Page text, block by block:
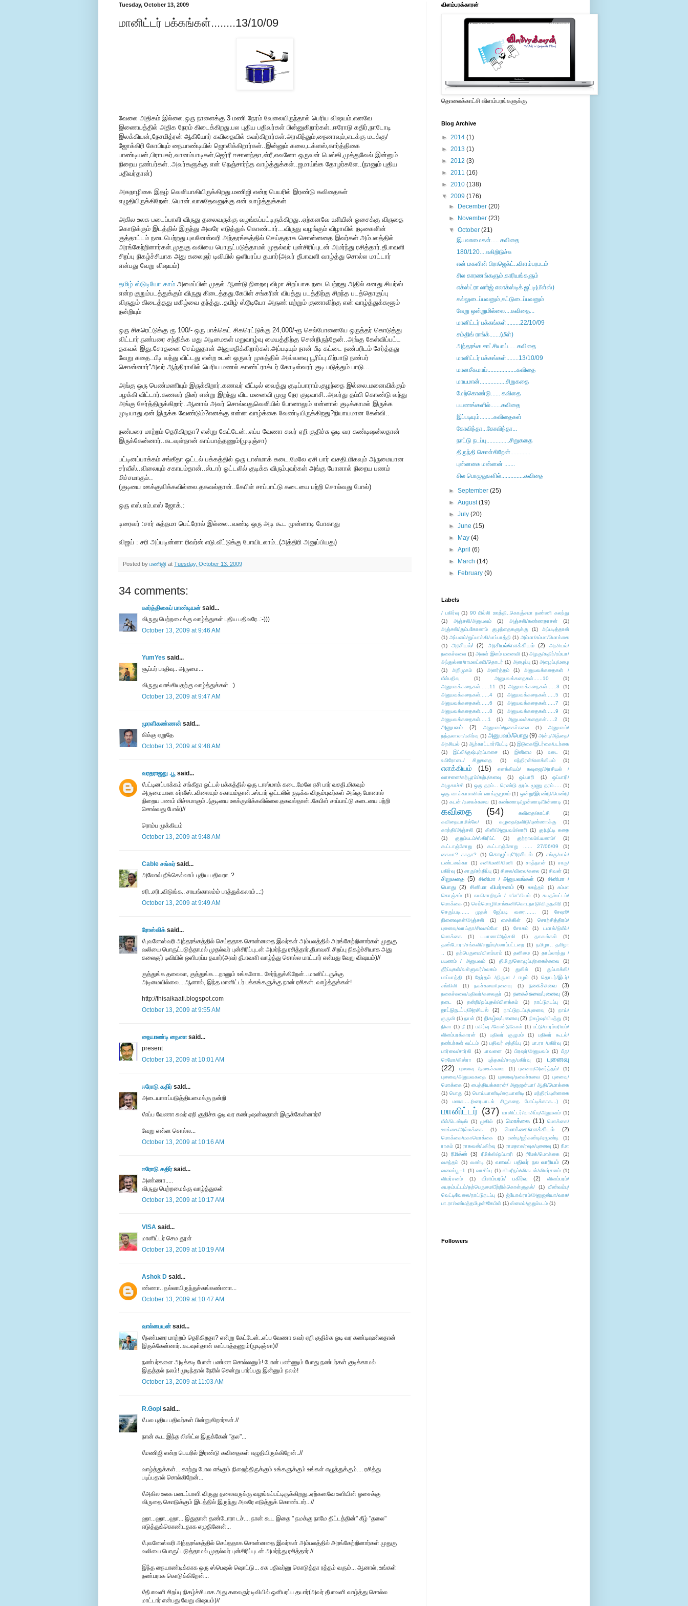
Tuesday, October 13, 2009
மானிட்டர் பக்கங்கள்........13/10/09
வேலை அதிகம் இல்லை.ஒரு நாளைக்கு 3 மணி நேரம் வேலையிருந்தால் பெரிய விஷயம்.எனவே
இணையத்தில் அதிக நேரம் கிடைக்கிறது.பல புதிய பதிவர்கள் பின்னுகிறார்கள்..ஈரோடு கதிர்,நாடோடி
இலக்கியன்,நேசமித்ரன் ஆகியோர் கவிதையில் கவர்கிறார்கள்.அரவிந்தும்,நைனாவும்,எடக்கு மடக்கு/
ஜோக்கிரி கோபியும் நையாண்டியில் ஜொலிக்கிறார்கள்..இன்னும் கலை,டக்ளஸ்,கார்த்திகை
பாண்டியன்,பிராபகர்,வானம்பாடிகள்,ஜெர்ரீ ஈசானந்தா,ஸ்ரீ,எவனோ ஒருவன் பெஸ்கி,முத்துவேல்.இன்னும்
நிறைய நண்பர்கள்..அவர்களுக்கு என் நெஞ்சார்ந்த வாழ்த்துக்கள்..ஜமாய்ங்க தோழர்களே..(நானும் புதிய
பதிவர்தான்)
அகநாழிகை இதழ் வெளியாகியிருக்கிறது.மணிஜி என்ற பெயரில் இரண்டு கவிதைகள்
எழுதியிருக்கிறேன்..பொன்.வாசுதேவனுக்கு என் வாழ்த்துக்கள்
அகில உலக படைப்பாளி விருது தலைவருக்கு வழங்கப்பட்டிருக்கிறது..ஏற்கனவே உளியின் ஓசைக்கு விருதை
கொடுக்கும் இடத்தில் இருந்து அவரே எடுத்துக் கொண்டார்...விருது வழங்கும் விழாவில் நடிகைளின்
குத்தாட்டம் நடைபெற்றது.புவனேஸ்வரி அந்தரங்கத்தில் செய்ததாக சொன்னதை இவர்கள் அம்பலத்தில்
அரங்கேற்றினார்கள்.முதுகு வலியை பொருட்படுத்தாமல் முதல்வர் புன்சிரிப்புடன் அமர்ந்து ரசித்தார்.தீபாவளி
சிறப்பு நிகழ்ச்சியாக அது கலைஞர் டிவியில் ஒளிபரப்ப தயார்(அவர் தீபாவளி வாழ்த்து சொல்ல மாட்டார்
என்பது வேறு விஷயம்)
தமிழ் ஸ்டுடியோ.காம் அமைப்பின் முதல் ஆண்டு நிறைவு விழா சிறப்பாக நடைபெற்றது.அதில் எனது சியர்ஸ்
என்ற குறும்படத்துக்கும் விருது கிடைத்தது.கேபிள் சங்கரின் விபத்து படத்திற்கு சிறந்த படத்தொகுப்பு
விருதும் கிடைத்தது மகிழ்வை தந்த்து..தமிழ் ஸ்டூடியோ அருண் மற்றும் குணாவிற்கு என் வாழ்த்துக்களூம்
நன்றியும்
ஒரு சிகரெட்டுக்கு ரூ 100/- ஒரு பாக்கெட் சிகரெட்டுக்கு 24,000/-ரூ செல்போனையே ஒருத்தர் கொடுத்து
விட்டார்.நண்பரை சந்திக்க மது அடிமைகள் மறுவாழ்வு மையத்திற்கு சென்றிருந்தேன்..அங்கு கேள்விப்பட்ட
தகவல் இது.சோதனை செய்துதான் அனுமதிக்கிறார்கள்.அப்படியும் நான் பீடி கட்டை நண்பரிடம் சேர்த்தது
வேறு கதை..பீடி வந்து விட்டது என்ற உடன் ஒருவர் முகத்தில் அவ்வளவு பூரிப்பு.பிற்பாடு நண்பர்
சொன்னார்”அவர் ஆந்திராவில் பெரிய மணல் காண்ட்ராக்டர்.கோடிஸ்வரர்.குடி படுத்தும் பாடு...
அங்கு ஒரு பெண்மணியும் இருக்கிறார்.கணவர் வீட்டில் வைத்து குடிப்பாராம்.குழந்தை இல்லை.மனைவிக்கும்
பழக்கி விட்டார்.கணவர் திடீர் என்று இறந்து விட மனைவி முழு நேர குடிவாசி..அவர்து தம்பி கொண்டு வந்து
அங்கு சேர்த்திருக்கிறார்..ஆனால் அவர் சொல்வதுவெளியில் போனாலும் என்னால் குடிக்காமல் இருக்க
முடியாது.ஏன் இருக்க வேண்டும்?எனக்கு என்ன வாழ்க்கை வேண்டியிருக்கிறது?நியாயமான கேள்வி..
நண்பரை மாற்றம் தெரிகிறதா? என்று கேட்டேன்..எப்ப வேணா சுவர் ஏறி குதிச்சு ஓடி வர கண்டிஷன்லதான்
இருக்கேன்னார்..கடவுள்தான் காப்பாத்தணும்(முடிஞ்சா)
பட்டினப்பாக்கம் சங்கீதா ஓட்டல் பக்கத்தில் ஒரு டாஸ்மாக் கடை.மேலே ஏசி பார் வசதி.மிகவும் அருமையான
சர்வீஸ்..விலையும் சகாயம்தான்..ஸ்டார் ஓட்டலில் குடிக்க விரும்புவர்கள் அங்கு போனால் நிறைய பணம்
மிச்சமாகும்..
(குடியை ஊக்குவிக்கவில்லை.தகவல்தான்..கேபிள் சாப்பாட்டு கடையை பற்றி சொல்வது போல்)
ஒரு எஸ்.எம்.எஸ் ஜோக்.:
டிரைவர் :சார் சுத்தமா பெட்ரோல் இல்லை..வண்டி ஒரு அடி கூட முன்னாடி போகாது
விஜய் : சரி அப்படின்னா ரிவர்ஸ் எடு.வீட்டுக்கு போயிடலாம்..(அத்திரி அனுப்பியது)
Posted by மணிஜி at Tuesday, October 13, 2009
34 comments:
கார்த்திகைப் பாண்டியன் said...
விருது பெற்றமைக்கு வாழ்த்துகள் புதிய பதிவரே..:-)))
October 13, 2009 at 9:46 AM
YumYes said...
சூப்பர் பாதிவு.. அருமை...
விருது வாங்கியதற்கு வாழ்த்துக்கள். :)
October 13, 2009 at 9:47 AM
முரளிகண்ணன் said...
கிக்கு ஏறுதே
October 13, 2009 at 9:48 AM
வரதராஜலு .பூ said...
//பட்டினப்பாக்கம் சங்கீதா ஓட்டல் பக்கத்தில் ஒரு டாஸ்மாக் கடை.மேலே ஏசி பார் வசதி.மிகவும்
அருமையான சர்வீஸ்..விலையும் சகாயம்தான்..ஸ்டார் ஓட்டலில் குடிக்க விரும்புவர்கள் அங்கு போனால்
நிறைய பணம் மிச்சமாகும்..(குடியை ஊக்குவிக்கவில்லை.தகவல்தான்..கேபிள் சாப்பாட்டு கடையை பற்றி
சொல்வது போல்)//
ரொம்ப முக்கியம்
October 13, 2009 at 9:48 AM
Cable சங்கர்said...
அலோவ் நீங்கெல்லாம் புதிய பதிவரா..?
சரி..சரி..விடுங்க.. சாயங்காலம்ம் பாத்துக்கலாம்...:)
October 13, 2009 at 9:49 AM
ரோஸ்விக் said...
//புவனேஸ்வரி அந்தரங்கத்தில் செய்ததாக சொன்னதை இவர்கள் அம்பலத்தில் அரங்கேற்றினார்கள்.முதுகு
வலியை பொருட்படுத்தாமல் முதல்வர் புன்சிரிப்புடன் அமர்ந்து ரசித்தார்.தீபாவளி சிறப்பு நிகழ்ச்சியாக அது
கலைஞர் டிவியில் ஒளிபரப்ப தயார்(அவர் தீபாவளி வாழ்த்து சொல்ல மாட்டார் என்பது வேறு விஷயம்)//
குத்துங்க தலைவா, குத்துங்க....நானும் உங்களோட சேர்ந்துக்கிறேன்...மானிட்டருக்கு
அடிமையில்லை....ஆனால், இந்த மானிட்டர் பக்கங்களுக்கு நான் ரசிகன். வாழ்த்துக்கள்!
http://thisaikaati.blogspot.com
October 13, 2009 at 9:55 AM
நையாண்டி நைனாsaid...
present
October 13, 2009 at 10:01 AM
ஈரோடு கதிர்said...
அடையாளப்படுத்தியமைக்கு நன்றி
//எப்ப வேணா சுவர் ஏறி குதிச்சு ஓடி வர கண்டிஷன்லதான் இருக்கேன்னார்//
வேறு என்ன சொல்ல...
October 13, 2009 at 10:16 AM
ஈரோடு கதிர்said...
அண்ணா.....
விருது பெற்றமைக்கு வாழ்த்துகள்
October 13, 2009 at 10:17 AM
VISA said...
மானிட்டர் செம தூள்
October 13, 2009 at 10:19 AM
Ashok D said...
ண்ணா.. நல்லாயிருந்துச்சுங்கண்ணா...
October 13, 2009 at 10:47 AM
வால்பையன் said...
//நண்பரை மாற்றம் தெரிகிறதா? என்று கேட்டேன்..எப்ப வேணா சுவர் ஏறி குதிச்சு ஓடி வர கண்டிஷன்லதான்
இருக்கேன்னார்..கடவுள்தான் காப்பாத்தணும்(முடிஞ்சா)//
நண்பர்களை அடிக்கடி போன் பண்ண சொல்லனும்! போன் பண்ணும் போது நண்பர்கள் குடிக்காமல்
இருத்தல் நலம்! முடிந்தால் நேரில் சென்று பார்ப்பது இன்னும் நலம்!
October 13, 2009 at 11:03 AM
R.Gopi said...
//.பல புதிய பதிவர்கள் பின்னுகிறார்கள்.//
நான் கூட இந்த லிஸ்ட்ல இருக்கேன் "தல"...
//மணிஜி என்ற பெயரில் இரண்டு கவிதைகள் எழுதியிருக்கிறேன்..//
வாழ்த்துக்கள்... காற்று போல எங்கும் நிறைந்திருக்கும் உங்களுக்கும் உங்கள் எழுத்துக்கும்.... ரசித்து
படிப்பதால் சொல்கிறேன்...
//அகில உலக படைப்பாளி விருது தலைவருக்கு வழங்கப்பட்டிருக்கிறது..ஏற்கனவே உளியின் ஓசைக்கு
விருதை கொடுக்கும் இடத்தில் இருந்து அவரே எடுத்துக் கொண்டார்...//
ஹா...ஹா...ஹா... இதுதான் தண்டோரா டச்.... நான் கூட‌ இதை " ந‌ம‌க்கு நாமே திட்ட‌த்தின்" கீழ் "த‌லை"
எடுத்துக்கொண்ட‌தாக‌ எழுதினேன்...
//புவனேஸ்வரி அந்தரங்கத்தில் செய்ததாக சொன்னதை இவர்கள் அம்பலத்தில் அரங்கேற்றினார்கள்.முதுகு
வலியை பொருட்படுத்தாமல் முதல்வர் புன்சிரிப்புடன் அமர்ந்து ரசித்தார்.//
இந்த‌ நையாண்டிக்காக‌ ஒரு ஸ்பெஷ‌ல் ஷொட்டு... ச‌க‌ ப‌திவ‌ர்னு கொடுத்தா ர‌த்த‌ம் வ‌ரும்... ஆனால், உங்க‌ள்
ந‌ண்ப‌ராக‌ கொடுக்கிறேன்...
//தீபாவளி சிறப்பு நிகழ்ச்சியாக அது கலைஞர் டிவியில் ஒளிபரப்ப தயார்(அவர் தீபாவளி வாழ்த்து சொல்ல
மாட்டார் என்பது வேறு விஷயம்)//
விளம்பரக்காரன்
தொலைக்காட்சி விளம்பரங்களுக்கு
Blog Archive
► 2014 (1)
► 2013 (1)
► 2012 (3)
► 2011 (16)
► 2010 (138)
▼ 2009 (176)
►
December(20)
►
November(23)
▼October(21)
இயலாமைகள்..... கவிதை
180/120....எகிறிடுச்சு
என் மகளின் பிராஜெக்ட்..விளம்பரபடம்
சில காரணங்களும்,காரியங்களும்
எக்ஸ்ட்ரா லார்ஜ் எலாக்ஸ்டிக் ஜட்டி(மீள்ஸ்)
கல்லுடைப்பவனும்,கட்டுடைப்பவனும்
வேறு ஒன்றுமில்லை....கவிதை...
மானிட்டர் பக்கங்கள்.........22/10/09
சம்திங் ராங்க்.......(மீள்)
அந்தரங்க சாட்சியாய்......கவிதை
மானிட்டர் பக்கங்கள்........13/10/09
மானசீகமாய்...................கவிதை
மாயமான்.................சிறுகதை
மேற்கொண்டு...... கவிதை
பயணங்களில்.......கவிதை
இப்படியும்.........கவிதைகள்
கோவிந்தா...கோவிந்தா...
நாட்டு நடப்பு...............சிறுகதை
திருந்தி கொள்கிறேன்.............
புன்னகை மன்னன் .......
சில பொழுதுகளில்...............கவிதை
►September(25)
►August(19)
►July(20)
►June(15)
►
May(4)
►April(6)
►
March(14)
►
February(9)
Labels
/ பகிர்வு (1) 90 மில்லி ஊத்தி..கொஞ்சமா தண்ணி கலந்து
(1)
அஞ்சலி/அனுபவம் (1) அஞ்சலி/கண்ணதாசன்
(1)
அஞ்சலி/கும்பகோணம் குழந்தைகளுக்கு
(1)
அப்படித்தான்
(1) அப்பளம்/துப்பாக்கி/பாப்பாத்தி (1) அம்மா/சும்மா/மொக்கை
(1)
அரசியல்/ (2) அரசியல்/எளக்கியம் (2)
அரசியல்/
நகைச்சுவை (1) அவள் இளம் மனைவி (1) அழகு/கதிர்/ரம்யா/
அப்துல்லா/ராமலட்சுமி/தொடர் (1) அழைப்பு (1) அழைப்பு/மழை
(1)
அறிமுகம் (1) அனர்த்தம் (1)
அனுபவக்கதைகள் /
மீள்பதிவு
(1) அனுபவக்கதைகள்......10
(1)
அனுபவக்கதைகள்......11
(1) அனுபவக்கதைகள்......3
(1)
அனுபவக்கதைகள்......4
(1) அனுபவக்கதைகள்......5
(1)
அனுபவக்கதைகள்......6
(1) அனுபவக்கதைகள்......7
(1)
அனுபவக்கதைகள்......8
(1) அனுபவக்கதைகள்......9
(1)
அனுபவக்கதைகள்.....1
(1) அனுபவக்கதைகள்.....2 (1)
அனுபவம் (2) அனுபவம்/நகைச்சுவை (1)
அனுபவம்/
நந்தலாலா/பகிர்வு (1) அனுபவம்/பொது (9) அன்பு/அத்தை/
அரசியல் (1) ஆற்காட்டார்/பேட்டி (1) இடுகை/இடர்கை/படர்கை
(1)
இட்லி/குஷ்பு/நப்பாசை (1) இனிமை (1) உடை
(1)
உயிரோடை/ சிறுகதை
(1) எந்திரன்/எளக்கியம் (1)
எளக்கியம் (15)
எளக்கியம்/ கவுஜை/அரசியல் /
வாசனை/கற்பூரம்/கற்பு/களவு
(1) ஒப்பாரி (1)
ஒப்பாரி/
அழுகாச்சி (1) ஒரு தரம்... ரெண்டு தரம்..மூணு தரம்..... (1)
ஒரு வாக்காளனின் வாக்குமூலம் (1) ஒன்று/இரண்டு/பெண்டு
(1) கடன் /நகைச்சுவை (1) கண்ணாடி/முன்னாடி/பின்னாடி (1)
கவிதை (54) கவிதை/காட்சி
(1)
கவிதையாமில்லே/
(1) கழுதை/தவிடு/புண்ணாக்கு
(1)
காந்தி/அஞ்சலி (1) கிளி/அனுபவம்/லாரி (1) கு(பு)ட்டி கதை
(1)
குறும்படம்/ஸ்கிரிப்ட் (1) குற்றாலம்/பயணம்/
(1)
கூட்டாஞ்சோறு
(1) கூட்டாஞ்சோறு ...... 27/06/09
(1)
கையா? காதா?
(1) கொழுப்பு/அரசியல் (2)
சங்கு/பால்/
டண்டனக்கா
(1) சனி/மணி/பிணி (1) சாத்தான் (1) சாரு/
பகிர்வு (1) சாரு/சந்திப்பு (1) சிலை/விலை/கலை (1) சிவன் (1)
சிறுகதை (5) சினிமா / அனுபவங்கள் (2)
சினிமா /
பொது (2) சினிமா விமர்சனம் (4) சுகந்தம் (1)
சும்மா
கொஞ்சம் (1) சுயசொறிதல் / எ”ள”கியம் (1) சுயதம்பட்டம்/
மொக்கை (1) செம்மொழி/மாங்கனி/கொடநாடு/விருதகிரி (1)
செருப்படி...... முதல் ஜேப்படி வரை.......
(1)
சேஷூ/
நினைவுகள்/அஞ்சலி
(1) சைக்கிள் (1)
சொற்சித்திரம்/
புனைவு/வாய்தா/சிவசம்போ
(1) சோகம் (1)
டமால்/டுமீல்/
மொக்கை
(1) டயானா/அஞ்சலி (1) தகவல்கள்
(1)
தண்டோரா/சங்கவி/எறும்பு/பலாப்பட்டறை (1) தமிழா.. தமிழா
.. (1) தற்பெருமை/விளம்பரம் (1) தனிமை (1) தாய்லாந்து /
பயணம் / அனுபவம்
(1) திமிரு/கொழுப்பு/நகைச்சுவை
(1)
தீர்ப்புகள்/வள்ளுவர்/உலகம்
(1) துகில் (1)
துப்பாக்கி/
பாப்பாத்தி
(1) தேர்தல் /திருமா / ஈழம் (1)
தொடர்/இடர்/
சங்கிலி
(1) நகச்சுவை/புனைவு (1) நகைச்சுவை (3)
நகைச்சுவை/பதிவர்/கலைஞர் (1) நகைச்சுவை/புனைவு (3)
நடை (1) நன்றி/ஒப்புதல்/விளக்கம் (1) நாட்டுநடப்பு (1)
நாட்டுநடப்பு/அரசியல் (2) நாட்டுநடப்பு/புனைவு (1)
நாய்/
குருவி (1) நான் (1) நிகழ்வு/புனைவு (2) நிகழ்வு/விபத்து (1)
நிலா (1) நீ (1) பகிர்வு /வேண்டுகோள் (1) பட்டு/பாரம்பரியம்/
விளம்பரக்காரன்
(1) பதிவர் குழுமம் (1)
பதிவர் கூடல்/
நண்பர்கள் வட்டம் (1) பதிவர் சந்திப்பு (1) பா.ரா /பகிர்வு (1)
பார்வை/சார்லி
(1) பாவனை (1) பிரஷர்/அனுபவம் (1) பீரு/
ரெமோ/கிஸ்ரா
(1) புத்தகம்/சாரு/பகிர்வு (1)
புனைவு
(22)
புனைவு /நகைச்சுவை (1) புனைவு/அனர்த்தம்/
(1)
புனைவு/அனுபவகதை (1) புனைவு/நகைச்சுவை (1) புனைவு/
மொக்கை (1) பைத்தியக்காரன்/ அனுஜன்யா/ ஆதி/மொக்கை
(1) பொது (1) பொய்யாண்டி/நையாண்டி (1) மந்திரப்புன்னகை
(1)
மனசு.....(உரையாடல் சிறுகதை போட்டிக்காக...) (1)
மானிட்டர் (37) மானிட்டர்/வாசிப்பு/அனுபவம் (1)
மீள்/டெஸ்டிங் (1) முகில் (1) மொக்கை (11) மொக்கை/
ஊக்கை/அல்லக்கை
(1) மொக்கை/எளக்கியம் (2)
மொக்கை/மகாமொக்கை (1) ரண்டி/ஜர்கண்டி/ஏமூண்டி
(1)
ராகம் (1) ராகவன்/பகிர்வு (1) ராமதாசு/ரவுசு/புனைவு (1) ரீமா
(1)
ரீமிக்ஸ் (3) ரீமிக்ஸ்/ஒப்பாரி (1) ரீமேக்/மொக்கை
(1)
வசந்தம் (1) வண்டி (1) வலைப் பதிவர் நல வாரியம் (2)
வலைப்பூ--1 (1) வாசிப்பு (1) விபரீதம்/விகடன்/விமர்சனம் (1)
விமர்சனம்
(1) விளம்பரம்/ பகிர்வு (2)
விளம்பரம்/
சுயதம்பட்டம்/தற்பெருமை/பீற்றிக்கொள்ளுதல்/
(1) வீண்வம்பு/
வெட்டிவேலை/நாட்டுநடப்பு (1) ஜ்யோவ்ராம்/அனுஜன்யா/வாசு/
பா.ரா/உண்மத்தமிழன்/கேபிள் (1) ஸ்மைல்/குறும்படம் (1)
Followers